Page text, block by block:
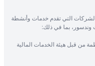
التي تقدم خدمات وأنشطة
بما في ذلك:
من قبل هيئة الخدمات المالية